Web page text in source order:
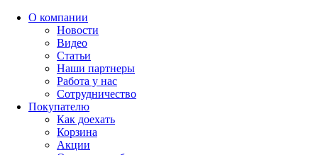
О компании
Новости
Видео
Статьи
Наши партнеры
Работа у нас
Сотрудничество
Покупателю
Как доехать
Корзина
Акции